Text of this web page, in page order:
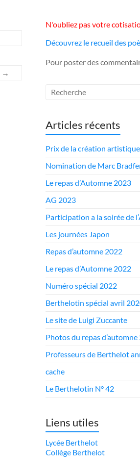
→
N'oubliez pas votre
Découvrez le recueil des
Pour poster des
Articles récents
Prix de la création artistique
Nomination de Marc
Le repas d’Automne 2023
AG 2023
Participation a la soirée de
Les journées Japon
Repas d’automne 2022
Le repas d’Automne 2022
Numéro spécial 2022
Berthelotin spécial avril
Le site de Luigi Zuccante
Photos du repas
Professeurs de Berthelot
cache
Le Berthelotin N° 42
Liens utiles
Lycée Berthelot
Collège Berthelot